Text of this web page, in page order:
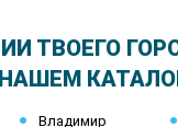
ТВОЕГО
НАШЕМ
Владимир